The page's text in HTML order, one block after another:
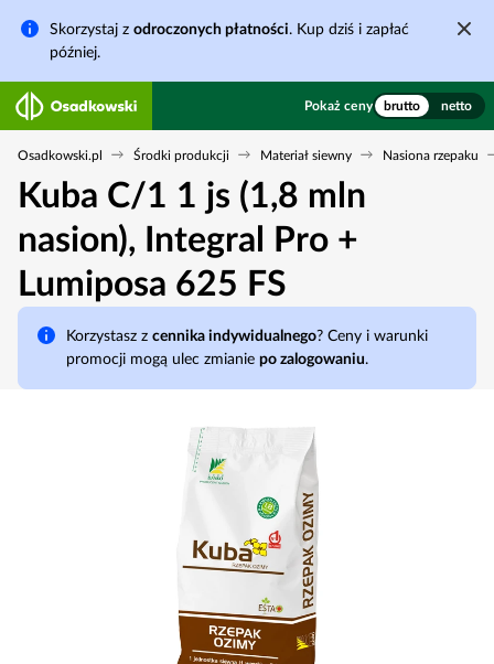
Skorzystaj z odroczonych płatności. Kup dziś i zapłać
później.
Pokaż ceny brutto netto
Osadkowski.pl Środki produkcji Materiał siewny Nasiona rzepaku
Kuba C/1 1 js (1,8 mln
nasion), Integral Pro +
Lumiposa 625 FS
Korzystasz z cennika indywidualnego? Ceny i warunki
promocji mogą ulec zmianie po zalogowaniu.